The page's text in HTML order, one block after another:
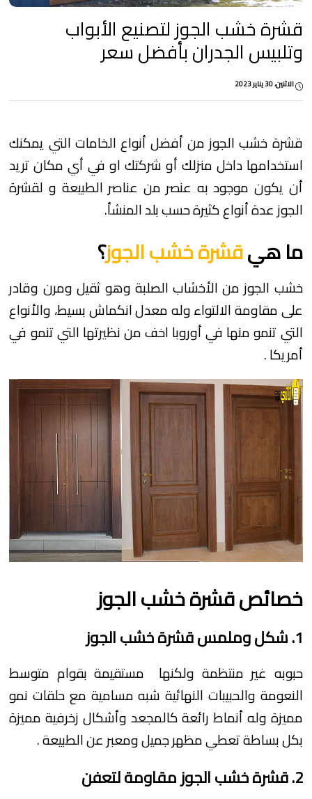
قشرة خشب الجوز لتصنيع الأبواب
وتلبيس الجدران بأفضل سعر
الاثنين، 30 يناير 2023
قشرة خشب الجوز من أفضل أنواع الخامات التي يمكنك
استخدامها داخل منزلك أو شركتك او في أي مكان تريد
أن يكون موجود به عنصر من عناصر الطبيعة و لقشرة
الجوز عدة أنواع كثيرة حسب بلد المنشأ.
ما هيقشرة خشب الجوز؟
خشب الجوز من الأخشاب الصلبة وهو ثقيل ومرن وقادر
على مقاومة الالتواء وله معدل انكماش بسيط، والأنواع
التي تنمو منها في أوروبا اخف من نظيرتها التي تنمو في
أمريكا .
خصائص قشرة خشب الجوز
1. شكل وملمس قشرة خشب الجوز
حبوبه غير منتظمة ولكنها مستقيمة بقوام متوسط
النعومة والحبيبات النهائية شبه مسامية مع حلقات نمو
مميزة وله أنماط رائعة كالمجعد وأشكال زخرفية مميزة
بكل بساطة تعطي مظهر جميل ومعبر عن الطبيعة .
2. قشرة خشب الجوز مقاومة لتعفن